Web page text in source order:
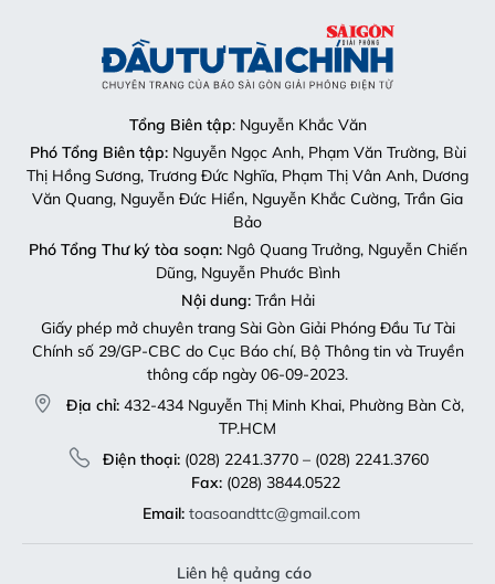
Tổng Biên tập: Nguyễn Khắc Văn
Phó Tổng Biên tập:Nguyễn Ngọc Anh, Phạm Văn Trường, Bùi
Thị Hồng Sương, Trương Đức Nghĩa, Phạm Thị Vân Anh, Dương
Văn Quang, Nguyễn Đức Hiển, Nguyễn Khắc Cường, Trần Gia
Bảo
Phó Tổng Thư ký tòa soạn:Ngô Quang Trưởng, Nguyễn Chiến
Dũng, Nguyễn Phước Bình
Nội dung:Trần Hải
Giấy phép mở chuyên trang Sài Gòn Giải Phóng Đầu Tư Tài
Chính số 29/GP-CBC do Cục Báo chí, Bộ Thông tin và Truyền
thông cấp ngày 06-09-2023.
Địa chỉ: 432-434 Nguyễn Thị Minh Khai, Phường Bàn Cờ,
TP.HCM
Điện thoại:(028) 2241.3770 – (028) 2241.3760
Fax:(028) 3844.0522
Email: toasoandttc@gmail.com
Liên hệ quảng cáo